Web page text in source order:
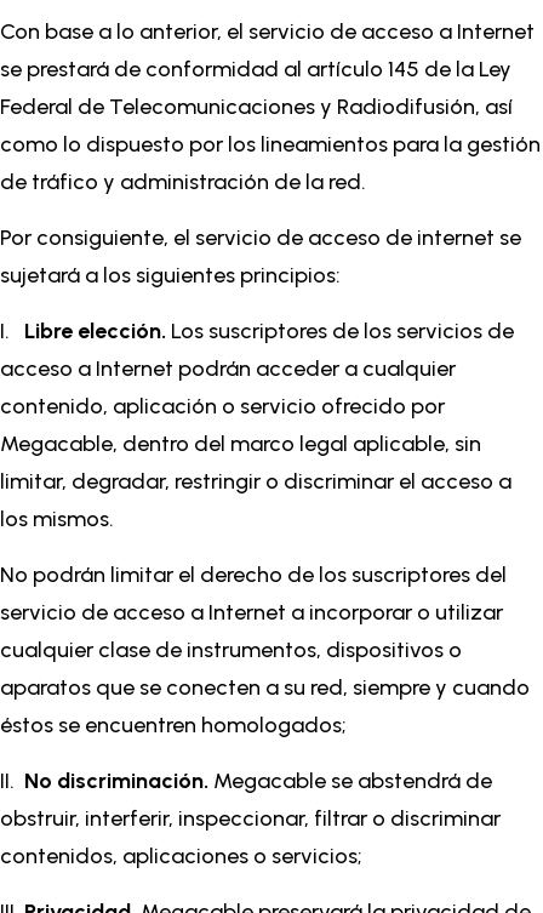
Con base a lo anterior, el servicio de acceso a Internet
se prestará de conformidad al artículo 145 de la Ley
Federal de Telecomunicaciones y Radiodifusión, así
como lo dispuesto por los lineamientos para la gestión
de tráfico y administración de la red.
Por consiguiente, el servicio de acceso de internet se
sujetará a los siguientes principios:
I. Libre elección. Los suscriptores de los servicios de
acceso a Internet podrán acceder a cualquier
contenido, aplicación o servicio ofrecido por
Megacable, dentro del marco legal aplicable, sin
limitar, degradar, restringir o discriminar el acceso a
los mismos.
No podrán limitar el derecho de los suscriptores del
servicio de acceso a Internet a incorporar o utilizar
cualquier clase de instrumentos, dispositivos o
aparatos que se conecten a su red, siempre y cuando
éstos se encuentren homologados;
II. No discriminación. Megacable se abstendrá de
obstruir, interferir, inspeccionar, filtrar o discriminar
contenidos, aplicaciones o servicios;